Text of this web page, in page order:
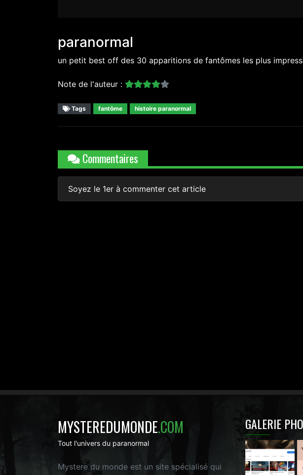
paranormal
un petit best off des 30 apparitions de fantômes les plus
Note de l'auteur :
Tags fantôme histoire paranormal
Commentaires
Soyez le 1er à commenter cet article
MYSTEREDUMONDE.COM
Tout l'univers du paranormal
Mystere du monde est un site spécialisé qui
GALERIE